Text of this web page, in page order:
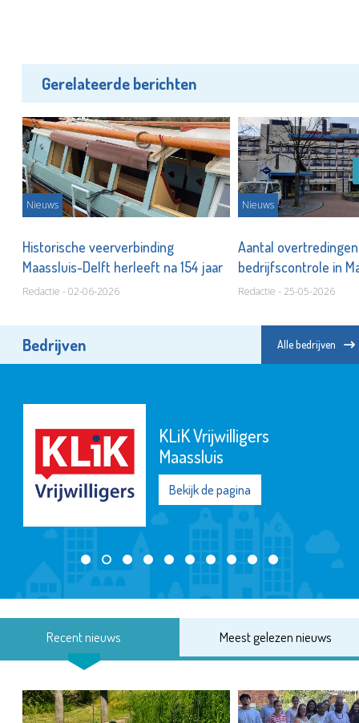
Gerelateerde berichten
Nieuws
Historische veerverbinding
Maassluis-Delft herleeft na 154 jaar
Redactie - 02-06-2026
Nieuws
Aantal
bedrijfscontrole in
Redactie - 25-05-2026
Bedrijven Alle bedrijven
KLiK Vrijwilligers
Maassluis
Bekijk de pagina
Recent nieuws Meest gelezen nieuws